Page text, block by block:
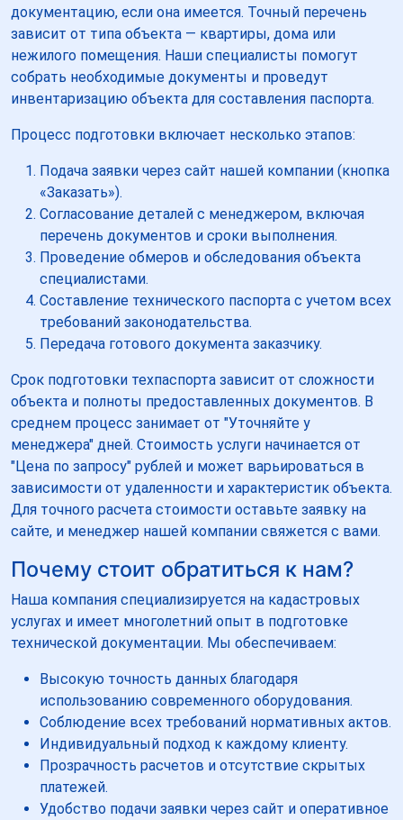
документацию, если она имеется. Точный перечень
зависит от типа объекта — квартиры, дома или
нежилого помещения. Наши специалисты помогут
собрать необходимые документы и проведут
инвентаризацию объекта для составления паспорта.
Процесс подготовки включает несколько этапов:
Подача заявки через сайт нашей компании (кнопка
«Заказать»).
Согласование деталей с менеджером, включая
перечень документов и сроки выполнения.
Проведение обмеров и обследования объекта
специалистами.
Составление технического паспорта с учетом всех
требований законодательства.
Передача готового документа заказчику.
Срок подготовки техпаспорта зависит от сложности
объекта и полноты предоставленных документов. В
среднем процесс занимает от "Уточняйте у
менеджера" дней. Стоимость услуги начинается от
"Цена по запросу" рублей и может варьироваться в
зависимости от удаленности и характеристик объекта.
Для точного расчета стоимости оставьте заявку на
сайте, и менеджер нашей компании свяжется с вами.
Почему стоит обратиться к нам?
Наша компания специализируется на кадастровых
услугах и имеет многолетний опыт в подготовке
технической документации. Мы обеспечиваем:
Высокую точность данных благодаря
использованию современного оборудования.
Соблюдение всех требований нормативных актов.
Индивидуальный подход к каждому клиенту.
Прозрачность расчетов и отсутствие скрытых
платежей.
Удобство подачи заявки через сайт и оперативное